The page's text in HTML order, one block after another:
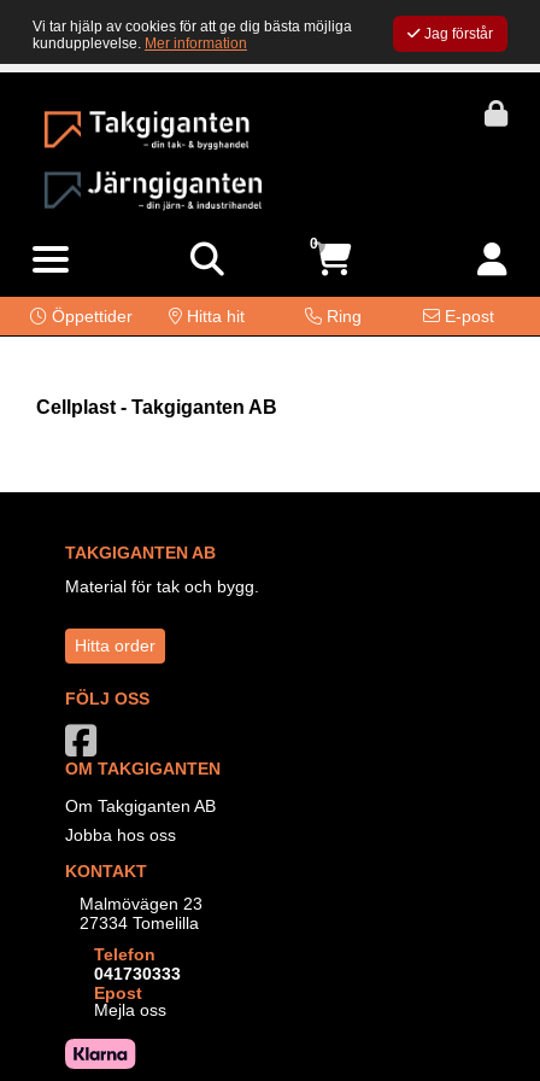
Vi tar hjälp av cookies för att ge dig bästa möjliga
kundupplevelse. Mer information
Jag förstår
0
Öppettider Hitta hit Ring E-post
Cellplast - Takgiganten AB
TAKGIGANTEN AB
Material för tak och bygg.
Hitta order
FÖLJ OSS
OM TAKGIGANTEN
Om Takgiganten AB
Jobba hos oss
KONTAKT
Malmövägen 23
27334 Tomelilla
Telefon
041730333
Epost
Mejla oss